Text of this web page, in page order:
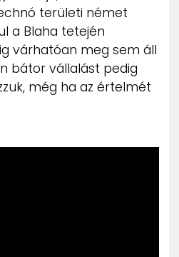
területi német
a Blaha tetején
várhatóan meg sem áll
bátor vállalást pedig
még ha az értelmét